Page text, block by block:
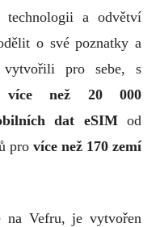
a odvětví
o své poznatky a
vytvořili pro sebe, s
více než 20 000
dat eSIMod
pro více než 170 zemí
na Vefru, je vytvořen